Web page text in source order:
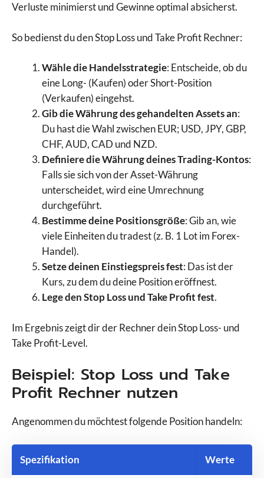
Verluste minimierst und Gewinne optimal absicherst.
So bedienst du den Stop Loss und Take Profit Rechner:
Wähle die Handelsstrategie: Entscheide, ob du
eine Long- (Kaufen) oder Short-Position
(Verkaufen) eingehst.
Gib die Währung des gehandelten Assets an:
Du hast die Wahl zwischen EUR; USD, JPY, GBP,
CHF, AUD, CAD und NZD.
Definiere die Währung deines Trading-Kontos:
Falls sie sich von der Asset-Währung
unterscheidet, wird eine Umrechnung
durchgeführt.
Bestimme deine Positionsgröße:Gib an, wie
viele Einheiten du tradest (z. B. 1 Lot im Forex-
Handel).
Setze deinen Einstiegspreis fest: Das ist der
Kurs, zu dem du deine Position eröffnest.
Lege den Stop Loss und Take Profit fest.
Im Ergebnis zeigt dir der Rechner dein Stop Loss- und
Take Profit-Level.
Beispiel: Stop Loss und Take
Profit Rechner nutzen
Angenommen du möchtest folgende Position handeln:
Spezifikation Werte